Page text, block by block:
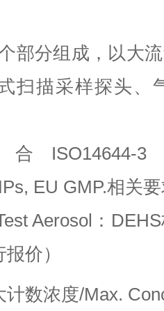
部分组成，以大
扫描采样探头、
合 ISO14644-3
EU GMP.相关
Aerosol ： DEHS
价）
计数浓度/Max.